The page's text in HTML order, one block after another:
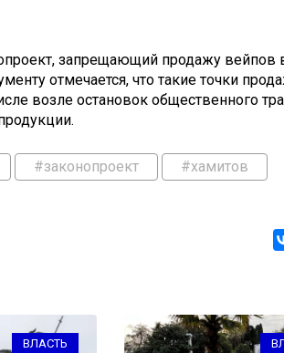
запрещающий продажу вейпов
отмечается, что такие точки
возле остановок общественного
#законопроект #хамитов
ВЛАСТЬ